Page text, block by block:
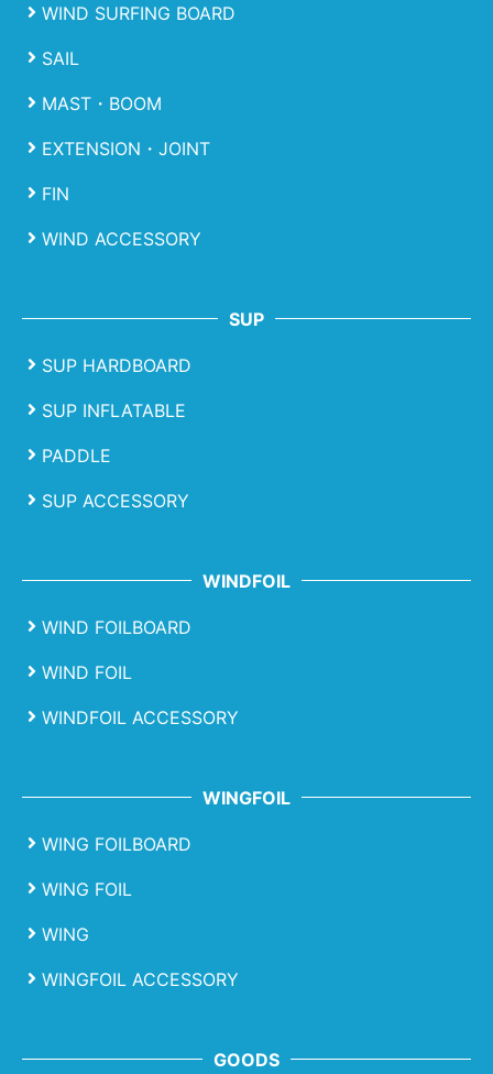
WIND SURFING BOARD
SAIL
MAST・BOOM
EXTENSION・JOINT
FIN
WIND ACCESSORY
SUP
SUP HARDBOARD
SUP INFLATABLE
PADDLE
SUP ACCESSORY
WINDFOIL
WIND FOILBOARD
WIND FOIL
WINDFOIL ACCESSORY
WINGFOIL
WING FOILBOARD
WING FOIL
WING
WINGFOIL ACCESSORY
GOODS